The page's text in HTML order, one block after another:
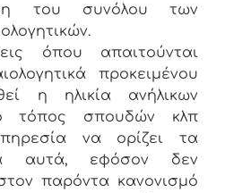
του συνόλου των
όπου απαιτούνται
προκειμένου
η ηλικία ανήλικων
τόπος σπουδών κλπ
να ορίζει τα
αυτά, εφόσον δεν
παρόντα κανονισμό